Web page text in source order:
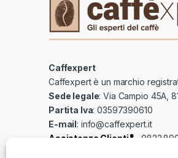
Caffexpert
Caffexpert è un marchio
Sede legale: Via Campio 45A,
Partita Iva: 03597390610
E-mail: info@caffexpert.it
Assistenza Clienti